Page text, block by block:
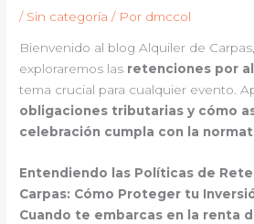
/ Sin categoría / Por dmccol
Bienvenido al blog Alquiler de
exploraremos las retenciones por
tema crucial para cualquier evento.
obligaciones tributarias y cómo
celebración cumpla con la
Entendiendo las Políticas de
Carpas: Cómo Proteger tu
Cuando te embarcas en la renta